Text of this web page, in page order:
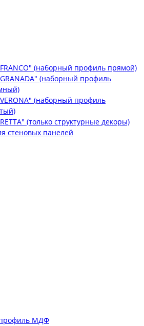
(наборный профиль прямой)
(наборный профиль
(наборный профиль
(только структурные декоры)
стеновых панелей
МДФ